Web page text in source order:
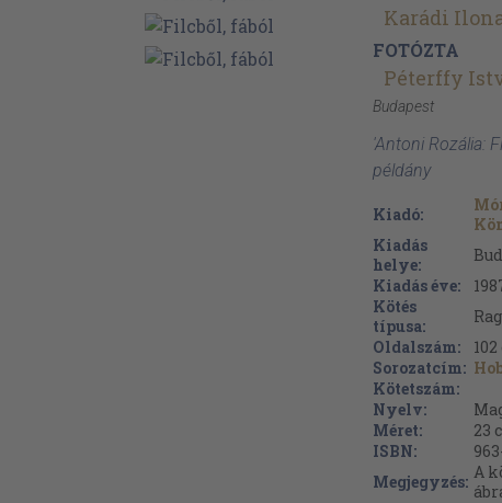
Karádi
FOTÓZTA
Péterffy
Budapest
'Antoni Rozália:
példány
Kiadó:
Kiadás
helye:
Kiadás éve:
Kötés
típusa:
Oldalszám:
102
Sorozatcím:
Kötetszám:
Nyelv:
Méret:
23
ISBN:
Megjegyzés: A